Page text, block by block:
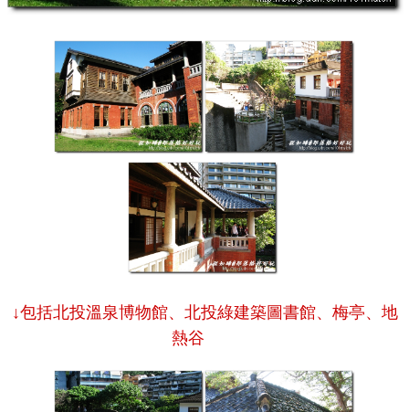
↓包括北投溫泉博物館、北投綠建築圖書館、梅亭、地
熱谷